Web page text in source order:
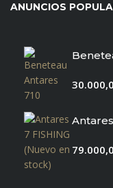
ANUNCIOS